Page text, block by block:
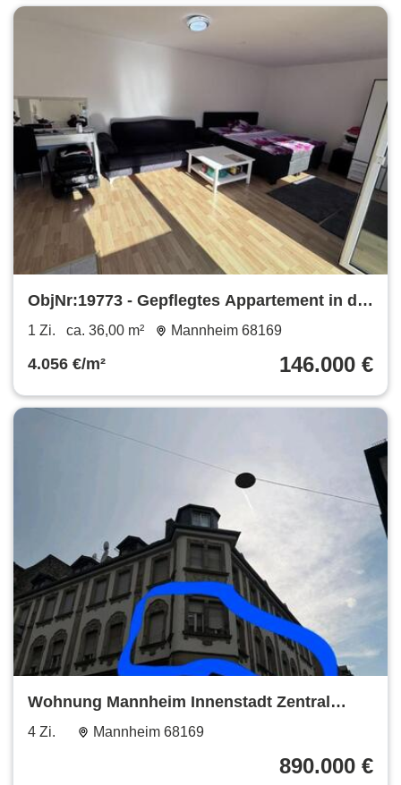
ObjNr:19773 - Gepflegtes Appartement in de
Neckarstadt West; Baujahr 1991
1 Zi. ca. 36,00 m² Mannheim 68169
4.056 €/m² 146.000 €
Wohnung Mannheim Innenstadt Zentral
Privat Verkauf
4 Zi. Mannheim 68169
890.000 €